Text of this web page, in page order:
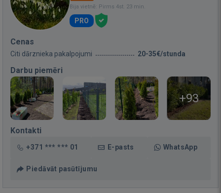
Bija vietnē: Pirms 4st. 23 min.
PRO
Cenas
Citi dārznieka pakalpojumi 20-35€/stunda
Darbu piemēri
+93
Kontakti
+371 *** *** 01 E-pasts WhatsApp
Piedāvāt pasūtījumu